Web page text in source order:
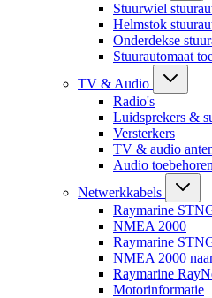
Stuurwiel
Helmstok
Onderdekse
Stuurautomaat
TV & Audio
Radio's
Luidsprekers &
Versterkers
TV & audio
Audio toebehoren
Netwerkkabels
Raymarine
NMEA 2000
Raymarine
NMEA 2000
Raymarine
Motorinformatie